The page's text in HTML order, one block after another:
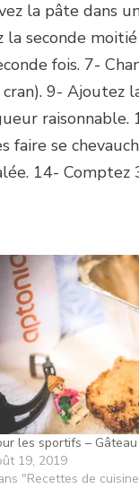
la pâte dans
seconde
fois. 7-
9- Ajoutez
raisonnable.
se
14- Comptez
les sportifs –
19, 2019
"Recettes de